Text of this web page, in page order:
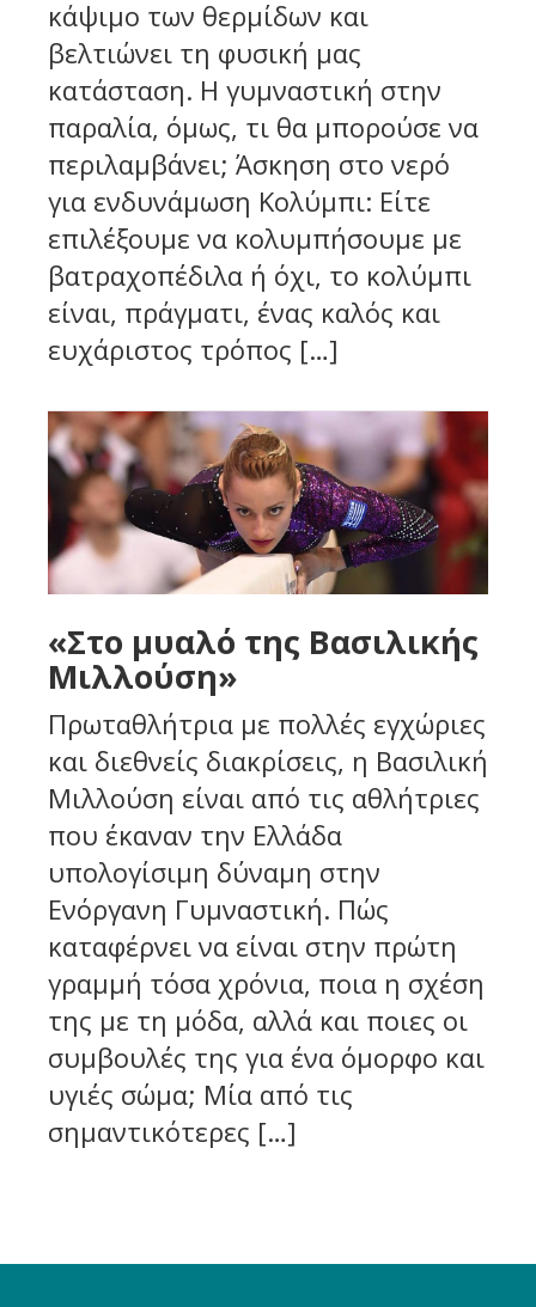
κάψιμο των θερμίδων και
βελτιώνει τη φυσική μας
κατάσταση. Η γυμναστική στην
παραλία, όμως, τι θα μπορούσε να
περιλαμβάνει; Άσκηση στο νερό
για ενδυνάμωση Κολύμπι: Είτε
επιλέξουμε να κολυμπήσουμε με
βατραχοπέδιλα ή όχι, το κολύμπι
είναι, πράγματι, ένας καλός και
ευχάριστος τρόπος […]
«Στο μυαλό της Βασιλικής
Μιλλούση»
Πρωταθλήτρια με πολλές εγχώριες
και διεθνείς διακρίσεις, η Βασιλική
Μιλλούση είναι από τις αθλήτριες
που έκαναν την Ελλάδα
υπολογίσιμη δύναμη στην
Ενόργανη Γυμναστική. Πώς
καταφέρνει να είναι στην πρώτη
γραμμή τόσα χρόνια, ποια η σχέση
της με τη μόδα, αλλά και ποιες οι
συμβουλές της για ένα όμορφο και
υγιές σώμα; Μία από τις
σημαντικότερες […]